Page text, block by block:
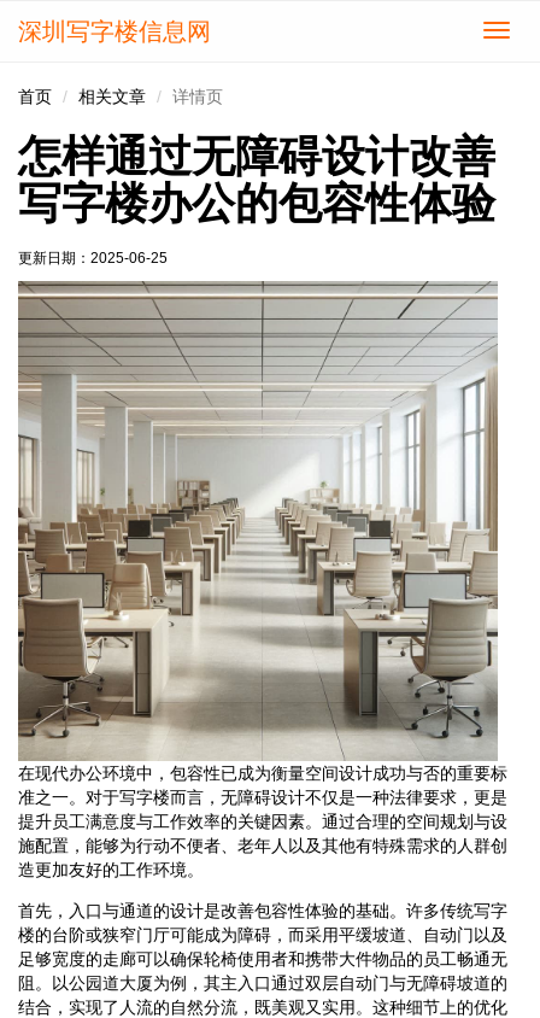
切
深圳写字楼信息网
首页 相关文章 详情页
怎样通过无障碍设计改善
写字楼办公的包容性体验
更新日期： 2025-06-25
在现代办公环境中，包容性已成为衡量空间设计成功与否的重要标
准之一。对于写字楼而言，无障碍设计不仅是一种法律要求，更是
提升员工满意度与工作效率的关键因素。通过合理的空间规划与设
施配置，能够为行动不便者、老年人以及其他有特殊需求的人群创
造更加友好的工作环境。
首先，入口与通道的设计是改善包容性体验的基础。许多传统写字
楼的台阶或狭窄门厅可能成为障碍，而采用平缓坡道、自动门以及
足够宽度的走廊可以确保轮椅使用者和携带大件物品的员工畅通无
阻。以公园道大厦为例，其主入口通过双层自动门与无障碍坡道的
结合，实现了人流的自然分流，既美观又实用。这种细节上的优化